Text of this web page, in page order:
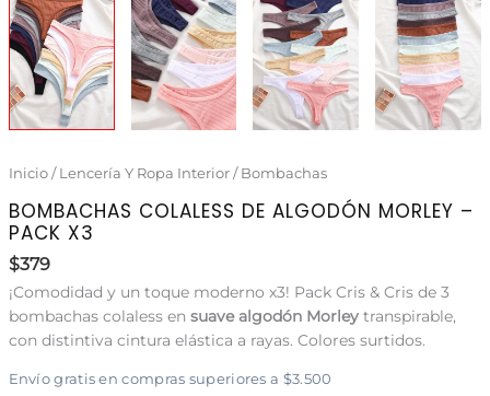
Inicio/ Lencería Y Ropa Interior/ Bombachas
BOMBACHAS COLALESS DE ALGODÓN MORLEY –
PACK X3
$379
¡Comodidad y un toque moderno x3! Pack Cris & Cris de 3
bombachas colaless en suave algodón Morleytranspirable,
con distintiva cintura elástica a rayas. Colores surtidos.
Envío gratis en compras superiores a $3.500